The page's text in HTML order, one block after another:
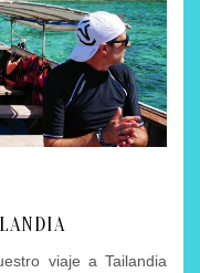
viaje a Tailandia